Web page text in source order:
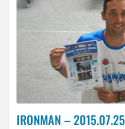
IRONMAN – 2015.07.25